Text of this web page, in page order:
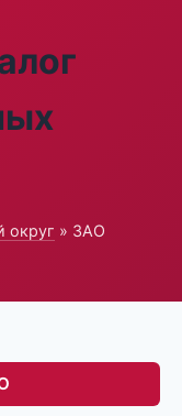
округ » ЗАО